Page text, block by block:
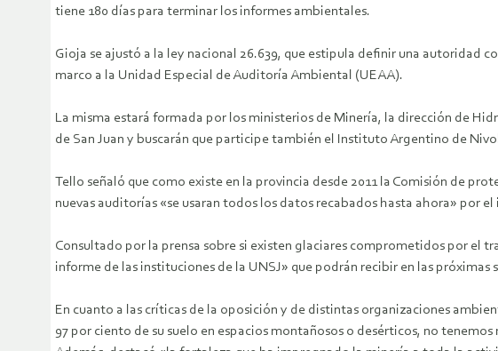
tiene 180 días para terminar los informes ambientales.
Gioja se ajustó a la ley nacional 26.639, que estipula definir una autoridad
marco a la Unidad Especial de Auditoría Ambiental (UEAA).
La misma estará formada por los ministerios de Minería, la dirección de
de San Juan y buscarán que participe también el Instituto Argentino de
Tello señaló que como existe en la provincia desde 2011 la Comisión de
nuevas auditorías «se usaran todos los datos recabados hasta ahora» por
Consultado por la prensa sobre si existen glaciares comprometidos por el
informe de las instituciones de la UNSJ» que podrán recibir en las próximas
En cuanto a las críticas de la oposición y de distintas organizaciones
97 por ciento de su suelo en espacios montañosos o desérticos, no